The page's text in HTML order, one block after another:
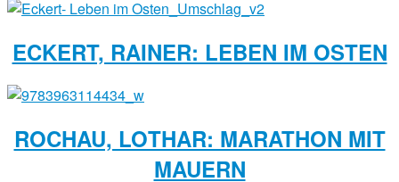
ECKERT, RAINER: LEBEN IM OSTEN
ROCHAU, LOTHAR: MARATHON MIT
MAUERN